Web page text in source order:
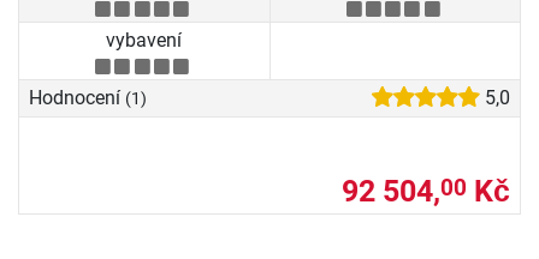
vybavení
Hodnocení (1) 5,0
92 504,00 Kč